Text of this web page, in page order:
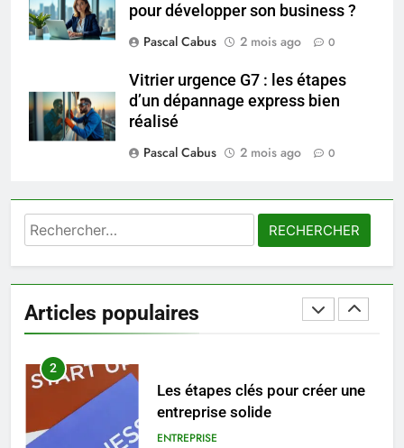
pour développer son business ?
Pascal Cabus
2 mois ago 0
Vitrier urgence G7 : les étapes
d’un dépannage express bien
réalisé
Pascal Cabus
2 mois ago 0
Rechercher :
Articles populaires
8
Voyance à La Rochelle : où
trouver un accompagnement
sérieux à un tarif juste ?
BIEN ÊTRE
1
Les tendances mode qui
MODE
2
Les étapes clés pour créer une
ENTREPRISE
3
Maigrir efficacement grâce aux
substituts de repas : guide et
conseils pratiques
BIEN ÊTRE